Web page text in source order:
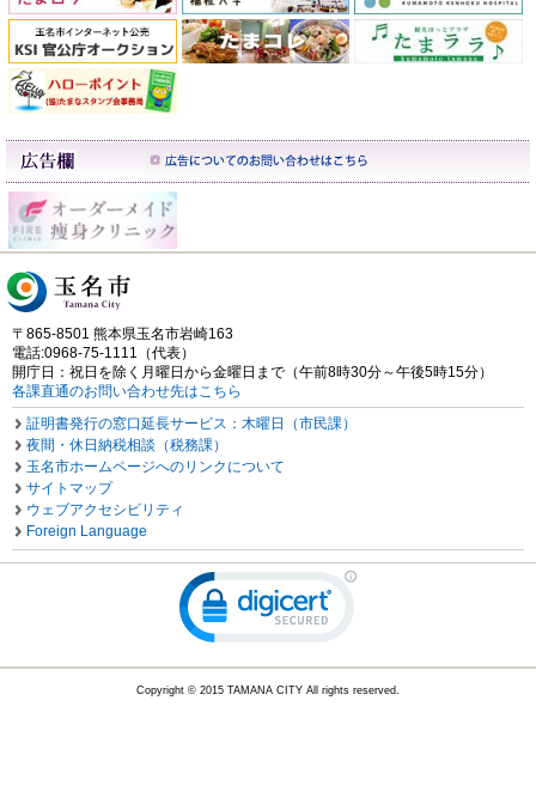
〒865-8501 熊本県玉名市岩崎163
電話:0968-75-1111（代表）
開庁日：祝日を除く月曜日から金曜日まで（午前8時30分～午後5時15分）
各課直通のお問い合わせ先はこちら
証明書発行の窓口延長サービス：木曜日（市民課）
夜間・休日納税相談（税務課）
玉名市ホームページへのリンクについて
サイトマップ
ウェブアクセシビリティ
Foreign Language
Copyright © 2015 TAMANA CITY All rights reserved.